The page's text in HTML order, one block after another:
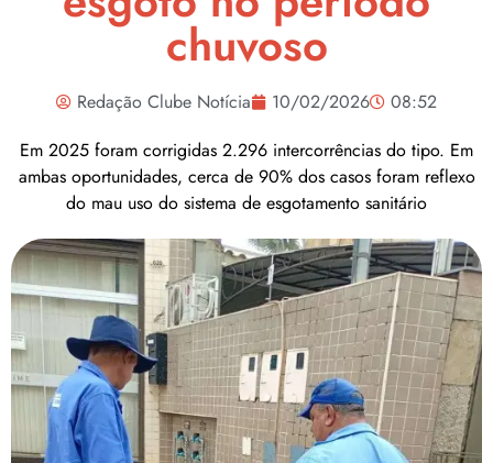
chuvoso
Redação Clube Notícia 10/02/2026
08:52
Em 2025 foram corrigidas 2.296 intercorrências do tipo. Em
ambas oportunidades, cerca de 90% dos casos foram reflexo
do mau uso do sistema de esgotamento sanitário